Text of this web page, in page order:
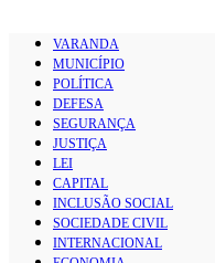
VARANDA
MUNICÍPIO
POLÍTICA
DEFESA
SEGURANÇA
JUSTIÇA
LEI
CAPITAL
INCLUSÃO SOCIAL
SOCIEDADE CIVIL
INTERNACIONAL